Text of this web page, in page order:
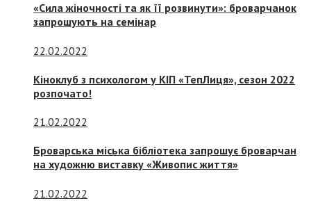
«Сила жіночності та як її розвинути»: броварчанок
запрошують на семінар
22.02.2022
Кіноклуб з психологом у КІП «ТепЛиця», сезон 2022
розпочато!
21.02.2022
Броварська міська бібліотека запрошує броварчан
на художню виставку «Живопис життя»
21.02.2022